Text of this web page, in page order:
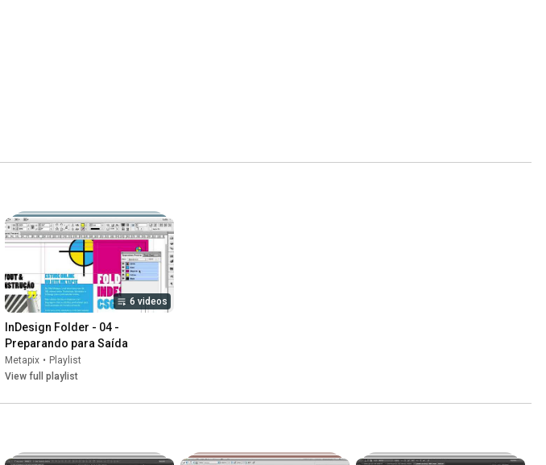
6 videos
InDesign Folder - 04 -
Preparando para Saída
Metapix • Playlist
View full playlist